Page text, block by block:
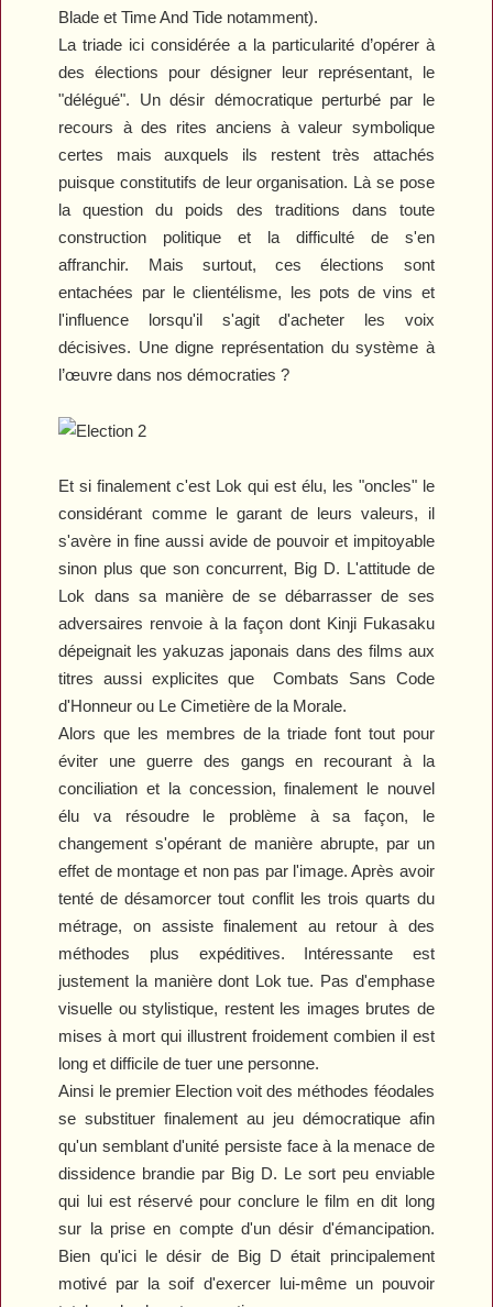
Blade etTime And Tide notamment).
La triade ici considérée a la particularité d’opérer à
des élections pour désigner leur représentant, le
"délégué". Un désir démocratique perturbé par le
recours à des rites anciens à valeur symbolique
certes mais auxquels ils restent très attachés
puisque constitutifs de leur organisation. Là se pose
la question du poids des traditions dans toute
construction politique et la difficulté de s'en
affranchir. Mais surtout, ces élections sont
entachées par le clientélisme, les pots de vins et
l'influence lorsqu'il s'agit d'acheter les voix
décisives. Une digne représentation du système à
l’œuvre dans nos démocraties ?
Et si finalement c'est Lok qui est élu, les "oncles" le
considérant comme le garant de leurs valeurs, il
s'avère in fine aussi avide de pouvoir et impitoyable
sinon plus que son concurrent, Big D. L'attitude de
Lok dans sa manière de se débarrasser de ses
adversaires renvoie à la façon dont Kinji Fukasaku
dépeignait les yakuzas japonais dans des films aux
titres aussi explicites queCombats Sans Code
d'Honneurou Le Cimetière de la Morale.
Alors que les membres de la triade font tout pour
éviter une guerre des gangs en recourant à la
conciliation et la concession, finalement le nouvel
élu va résoudre le problème à sa façon, le
changement s'opérant de manière abrupte, par un
effet de montage et non pas par l'image. Après avoir
tenté de désamorcer tout conflit les trois quarts du
métrage, on assiste finalement au retour à des
méthodes plus expéditives. Intéressante est
justement la manière dont Lok tue. Pas d'emphase
visuelle ou stylistique, restent les images brutes de
mises à mort qui illustrent froidement combien il est
long et difficile de tuer une personne.
Ainsi le premier Electionvoit des méthodes féodales
se substituer finalement au jeu démocratique afin
qu'un semblant d'unité persiste face à la menace de
dissidence brandie par Big D. Le sort peu enviable
qui lui est réservé pour conclure le film en dit long
sur la prise en compte d'un désir d'émancipation.
Bien qu'ici le désir de Big D était principalement
motivé par la soif d'exercer lui-même un pouvoir